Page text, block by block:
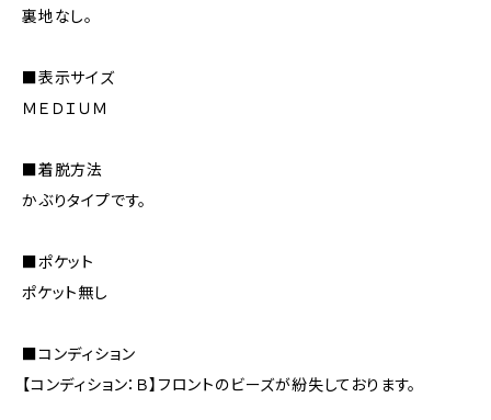
裏地なし。
■表示サイズ
ＭＥＤＩＵＭ
■着脱方法
かぶりタイプです。
■ポケット
ポケット無し
■コンディション
【コンディション：Ｂ】フロントのビーズが紛失しております。